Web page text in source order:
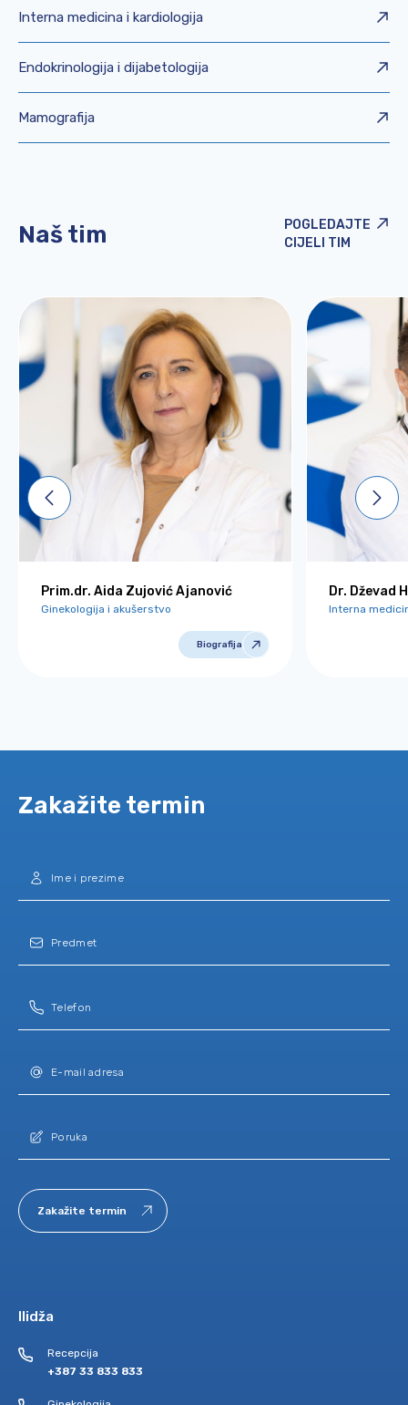
Interna medicina i kardiologija
Endokrinologija i dijabetologija
Mamografija
Naš tim
POGLEDAJTE
CIJELI TIM
Prim.dr. Aida Zujović Ajanović
Ginekologija i akušerstvo
Biografija
Dr. Dževad
Interna
Zakažite termin
Zakažite termin
Ilidža
Recepcija
+387 33 833 833